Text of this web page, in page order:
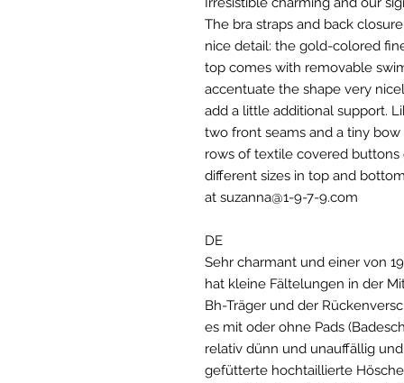
The bra straps and back
nice detail: the gold-colored
top comes with removable
accentuate the shape very
add a little additional support.
two front seams and a tiny
rows of textile covered
different sizes in top and
at suzanna@1-9-7-9.com
DE
Sehr charmant und einer von
hat kleine Fältelungen in der
Bh-Träger und der
es mit oder ohne Pads
relativ dünn und unauffällig
gefütterte hochtaillierte